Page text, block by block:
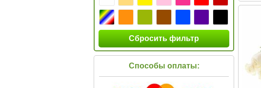
Сбросить фильтр
Способы оплаты: